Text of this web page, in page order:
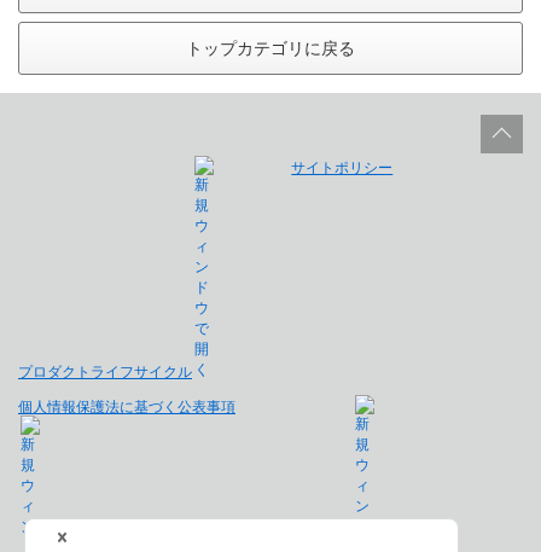
トップカテゴリに戻る
プロダクトライフサイクル
サイトポリシー
個人情報保護法に基づく公表事項